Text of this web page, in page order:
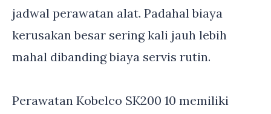
jadwal perawatan alat. Padahal biaya
kerusakan besar sering kali jauh lebih
mahal dibanding biaya servis rutin.
Perawatan Kobelco SK200 10 memiliki